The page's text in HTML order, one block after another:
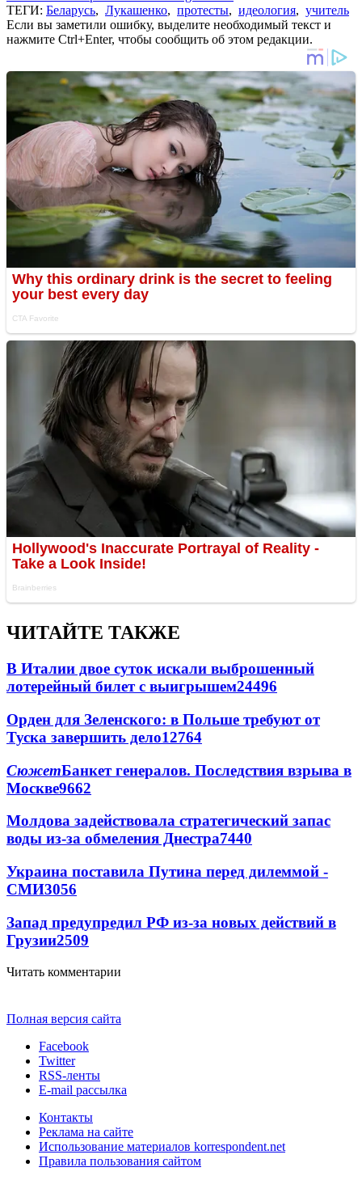
ТЕГИ: Беларусь, Лукашенко, протесты, идеология, учитель
Если вы заметили ошибку, выделите необходимый текст и
нажмите Ctrl+Enter, чтобы сообщить об этом редакции.
ЧИТАЙТЕ ТАКЖЕ
В Италии двое суток искали выброшенный
лотерейный билет с выигрышем24496
Орден для Зеленского: в Польше требуют от
Туска завершить дело12764
СюжетБанкет генералов. Последствия взрыва в
Москве9662
Молдова задействовала стратегический запас
воды из-за обмеления Днестра7440
Украина поставила Путина перед дилеммой -
СМИ3056
Запад предупредил РФ из-за новых действий в
Грузии2509
Читать комментарии
Полная версия сайта
Facebook
Twitter
RSS-ленты
E-mail рассылка
Контакты
Реклама на сайте
Использование материалов korrespondent.net
Правила пользования сайтом